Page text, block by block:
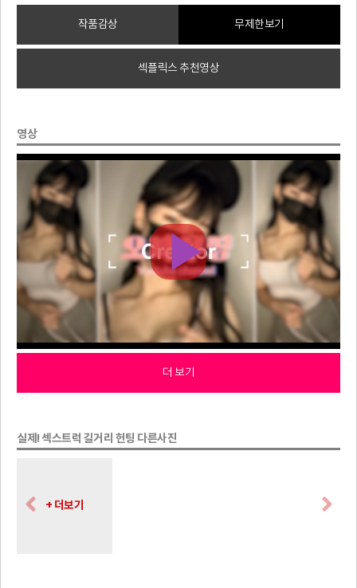
작품감상 무제한보기
섹플릭스 추천영상
영상
더 보기
실제! 섹스트럭 길거리 헌팅 다른사진
+ 더보기